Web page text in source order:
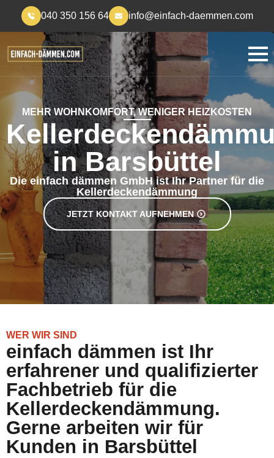
040 350 156 64 info@einfach-daemmen.com
MEHR WOHNKOMFORT, WENIGER HEIZKOSTEN
in Barsbüttel
Die einfach dämmen GmbH ist Ihr Partner für die
Kellerdeckendämmung
JETZT KONTAKT AUFNEHMEN
WER WIR SIND
einfach dämmen ist Ihr
erfahrener und qualifizierter
Fachbetrieb für die
Kellerdeckendämmung.
Gerne arbeiten wir für
Kunden in Barsbüttel